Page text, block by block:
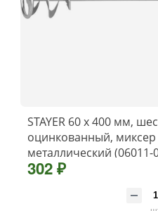
STAYER 60 х 400 мм,
оцинкованный, миксер
металлический (06011-
302 ₽